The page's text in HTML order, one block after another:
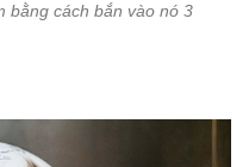
bằng cách bắn vào nó 3